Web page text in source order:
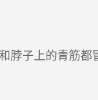
子上的青筋都